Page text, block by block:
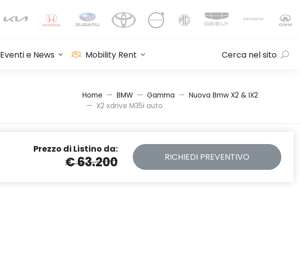
Eventi e News Mobility Rent Cerca nel sito
Home BMW Gamma
Nuova Bmw X2 & IX2
X2 xdrive M35i auto
Prezzo di Listino da:
€ 63.200 RICHIEDI PREVENTIVO